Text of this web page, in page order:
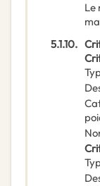
Le
5.1.10.